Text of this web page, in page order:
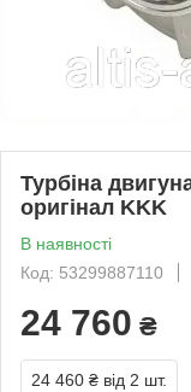
Турбіна
оригінал KKK
В наявності
Код: 53299887110
24 760 ₴
24 460 ₴ від 2 шт.